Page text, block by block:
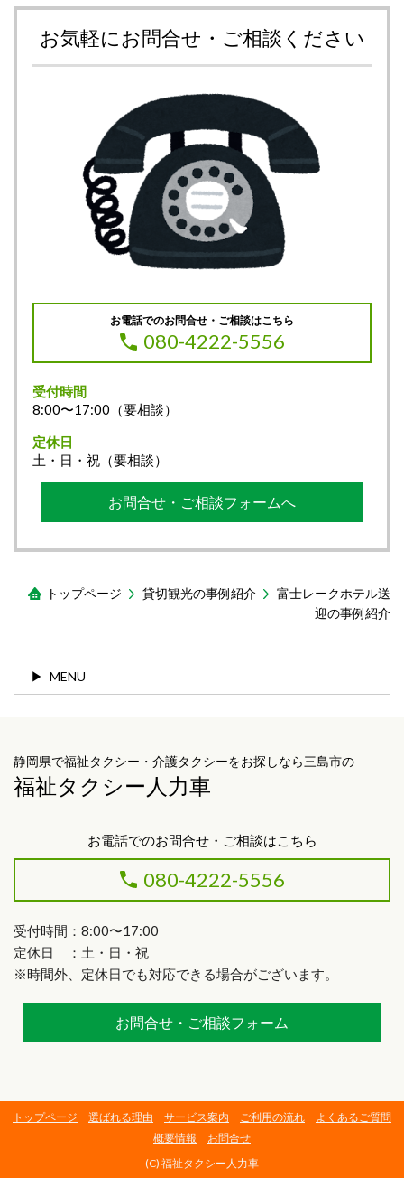
お気軽にお問合せ・ご相談ください
お電話でのお問合せ・ご相談はこちら
080-4222-5556
受付時間
8:00〜17:00（要相談）
定休日
土・日・祝（要相談）
お問合せ・ご相談フォームへ
トップページ 貸切観光の事例紹介
富士レークホテル送
迎の事例紹介
MENU
静岡県で福祉タクシー・介護タクシーをお探しなら三島市の
福祉タクシー人力車
お電話でのお問合せ・ご相談はこちら
080-4222-5556
受付時間：8:00〜17:00
定休日 ：土・日・祝
※時間外、定休日でも対応できる場合がございます。
お問合せ・ご相談フォーム
(C) 福祉タクシー人力車
トップページ 選ばれる理由 サービス案内 ご利用の流れ
よくあるご質問
概要情報
お問合せ